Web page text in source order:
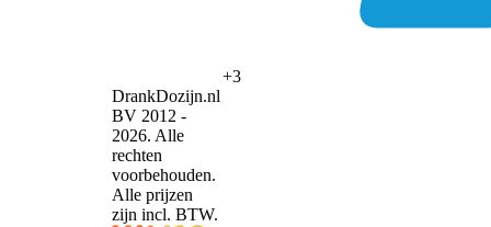
+3
DrankDozijn.nl
BV 2012 -
2026. Alle
rechten
voorbehouden.
Alle prijzen
zijn incl. BTW.